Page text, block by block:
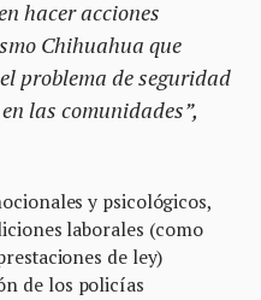
hacer acciones
Chihuahua que
problema de seguridad
las comunidades”,
y psicológicos,
laborales (como
de ley)
de los policías